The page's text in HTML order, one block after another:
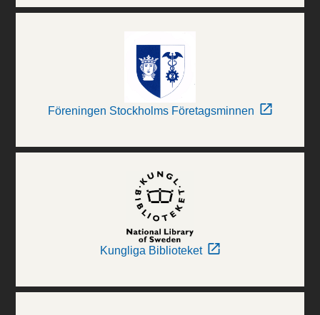
Föreningen Stockholms Företagsminnen
Kungliga Biblioteket